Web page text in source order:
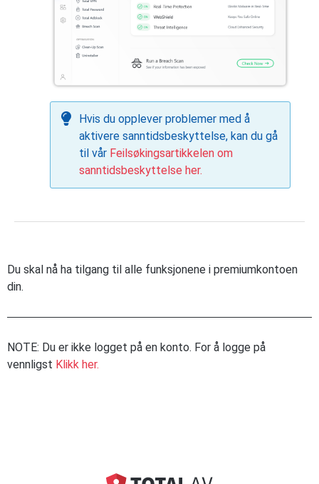
Hvis du opplever problemer med å
aktivere sanntidsbeskyttelse, kan du gå
til vår Feilsøkingsartikkelen om
sanntidsbeskyttelse her.
Du skal nå ha tilgang til alle funksjonene i premiumkontoen
din.
NOTE: Du er ikke logget på en konto. For å logge på
vennligst Klikk her.